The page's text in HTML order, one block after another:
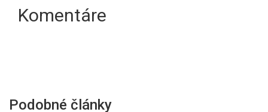
Komentáre
Podobné články